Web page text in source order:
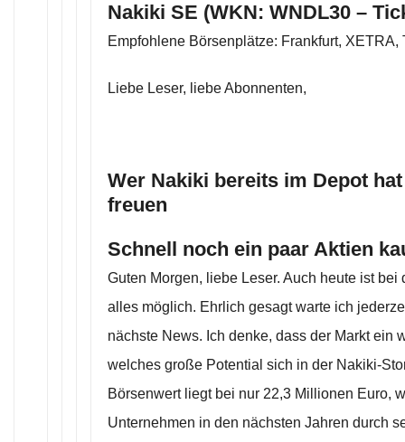
Nakiki SE (WKN: WNDL30 –
Empfohlene Börsenplätze: Frankfurt, XETRA,
Liebe Leser, liebe Abonnenten,
Wer Nakiki bereits im Depot
freuen
Schnell noch ein paar Aktien
Guten Morgen, liebe Leser. Auch heute ist
alles möglich. Ehrlich gesagt warte ich
nächste News. Ich denke, dass der Markt ein
welches große Potential sich in der Nakiki-
Börsenwert liegt bei nur 22,3 Millionen Euro,
Unternehmen in den nächsten Jahren durch